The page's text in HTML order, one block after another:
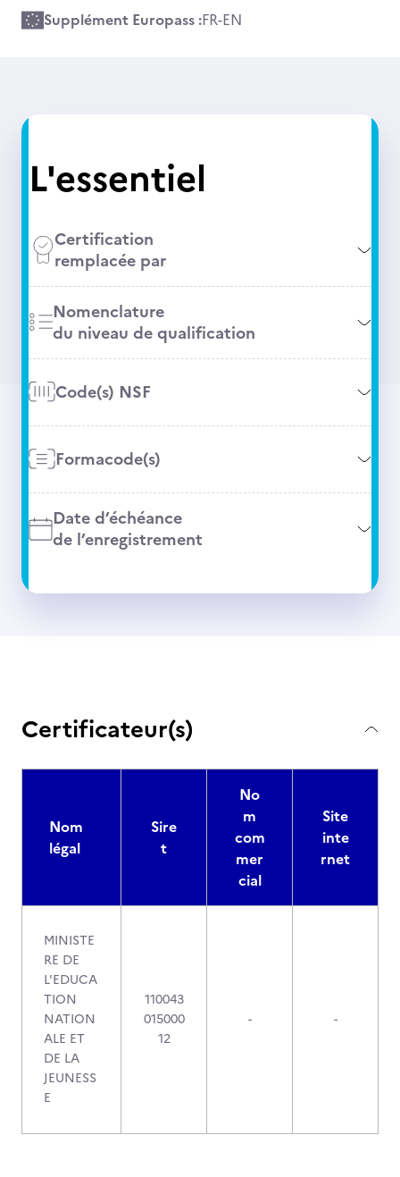
Supplément Europass :FR-EN
L'essentiel
Certification
remplacée par
Nomenclature
du niveau de qualification
Code(s) NSF
Formacode(s)
Date d’échéance
de l’enregistrement
Certificateur(s)
Nom
légal
Sire
t
No
m
com
mer
cial
Site
inte
rnet
MINISTE
RE DE
L'EDUCA
TION
NATION
ALE ET
DE LA
JEUNESS
E
110043
015000
12
- -